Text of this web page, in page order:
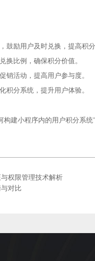
鼓励用户及时兑换，提高积分
换比例，确保积分价值。
销活动，提高用户参与度。
积分系统，提升用户体验。
构建小程序内的用户积分系
权限管理技术解析
对比